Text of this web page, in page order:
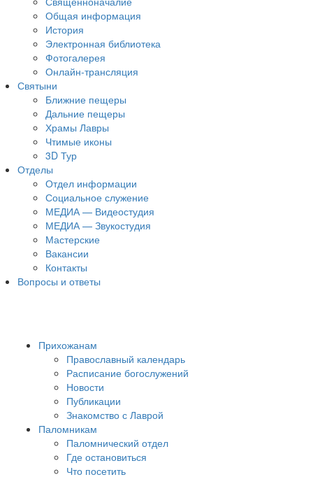
Общая информация
История
Электронная библиотека
Фотогалерея
Онлайн-трансляция
Святыни
Ближние пещеры
Дальние пещеры
Храмы Лавры
Чтимые иконы
3D Тур
Отделы
Отдел информации
Социальное служение
МЕДИА — Видеостудия
МЕДИА — Звукостудия
Мастерские
Вакансии
Контакты
Вопросы и ответы
Прихожанам
Православный календарь
Расписание богослужений
Новости
Публикации
Знакомство с Лаврой
Паломникам
Паломнический отдел
Где остановиться
Что посетить